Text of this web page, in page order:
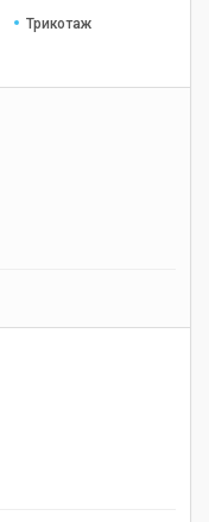
Трикотаж